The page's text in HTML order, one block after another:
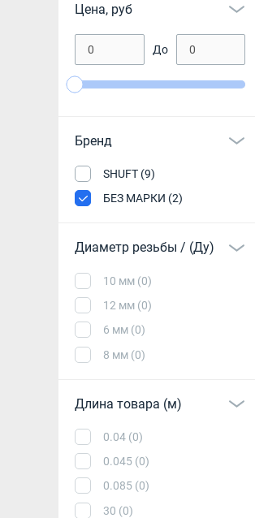
Цена, руб
До
Бренд
SHUFT (9)
БЕЗ МАРКИ (2)
Диаметр резьбы / (Ду)
10 мм (0)
12 мм (0)
6 мм (0)
8 мм (0)
Длина товара (м)
0.04 (0)
0.045 (0)
0.085 (0)
30 (0)